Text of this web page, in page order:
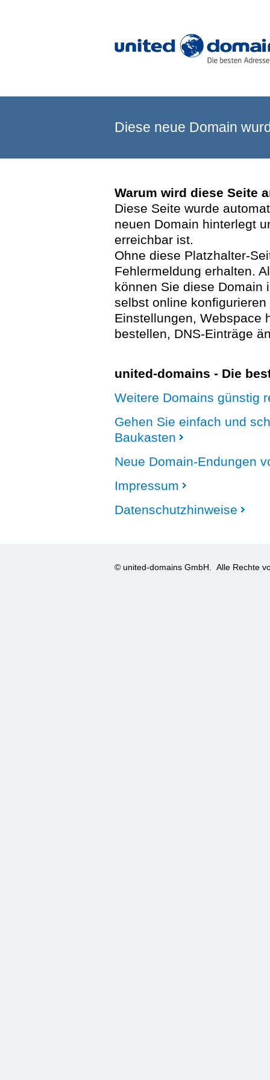
Diese neue Domain
Warum wird diese Seite
Diese Seite wurde
neuen Domain hinterlegt
erreichbar ist.
Ohne diese Platzhalter-
Fehlermeldung erhalten.
können Sie diese Domain
selbst online
Einstellungen, Webspace
bestellen, DNS-Einträge
united-domains - Die
Weitere Domains günstig
Gehen Sie einfach und
Baukasten
Neue Domain-Endungen
Impressum
Datenschutzhinweise
© united-domains GmbH. Alle Rechte